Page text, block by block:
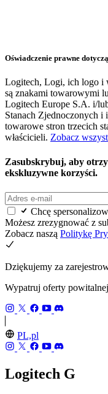
Oświadczenie prawne
Logitech, Logi, ich logo i
są znakami towarowymi
Logitech Europe S.A. i/
Stanach Zjednoczonych i
towarowe stron trzecich
właścicieli. Zobacz
Zasubskrybuj, aby
ekskluzywne korzyści.
Chcę
Możesz zrezygnować z
Zobacz naszą Politykę
Dziękujemy za
Wypatruj oferty
PL,pl
Logitech G